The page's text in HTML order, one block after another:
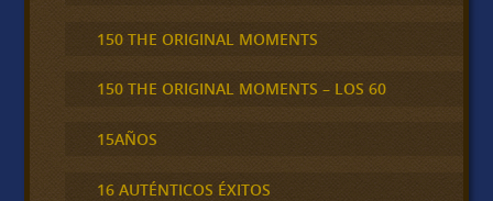
150 THE ORIGINAL MOMENTS
150 THE ORIGINAL MOMENTS – LOS 60
15AÑOS
16 AUTÉNTICOS ÉXITOS